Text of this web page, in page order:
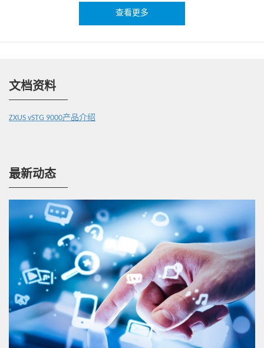
快速部署
虚拟安全穿越网关作部署蓝图后，可以快速、灵活、
丰富的安全功能
支持SSL VPN功能；
丰富的防御功能，如状态防护、域间策略、ASPF等。
易集成
易集成：vSTG可以快速、简便地集成在不同的安全防
护场景中，由相应的云管中心进行编排和管理。
SDK客户端集成：SDK客户端支持多种操作系统，包括
Android、IOS、Windows、Mac。
查看更多
文档资料
ZXUS vSTG 9000产品介绍
最新动态